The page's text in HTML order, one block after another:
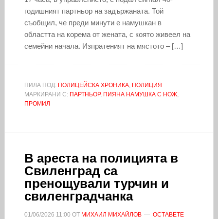
годишният партньор на задържаната. Той
съобщил, че преди минути е намушкан в
областта на корема от жената, с която живеел на
семейни начала. Изпратеният на мястото – […]
ПИЛА ПОД: ПОЛИЦЕЙСКА ХРОНИКА, ПОЛИЦИЯ
МАРКИРАНИ С: ПАРТНЬОР, ПИЯНА НАМУШКА С НОЖ,
ПРОМИЛ
В ареста на полицията в
Свиленград са
пренощували турчин и
свиленградчанка
01/06/2026 11:00 ОТ МИХАИЛ МИХАЙЛОВ
ОСТАВЕТЕ